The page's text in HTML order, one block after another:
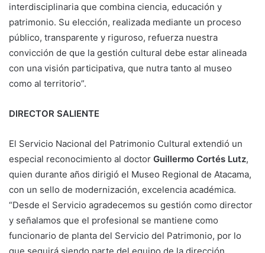
interdisciplinaria que combina ciencia, educación y
patrimonio. Su elección, realizada mediante un proceso
público, transparente y riguroso, refuerza nuestra
convicción de que la gestión cultural debe estar alineada
con una visión participativa, que nutra tanto al museo
como al territorio”.
DIRECTOR SALIENTE
El Servicio Nacional del Patrimonio Cultural extendió un
especial reconocimiento al doctor Guillermo Cortés Lutz,
quien durante años dirigió el Museo Regional de Atacama,
con un sello de modernización, excelencia académica.
“Desde el Servicio agradecemos su gestión como director
y señalamos que el profesional se mantiene como
funcionario de planta del Servicio del Patrimonio, por lo